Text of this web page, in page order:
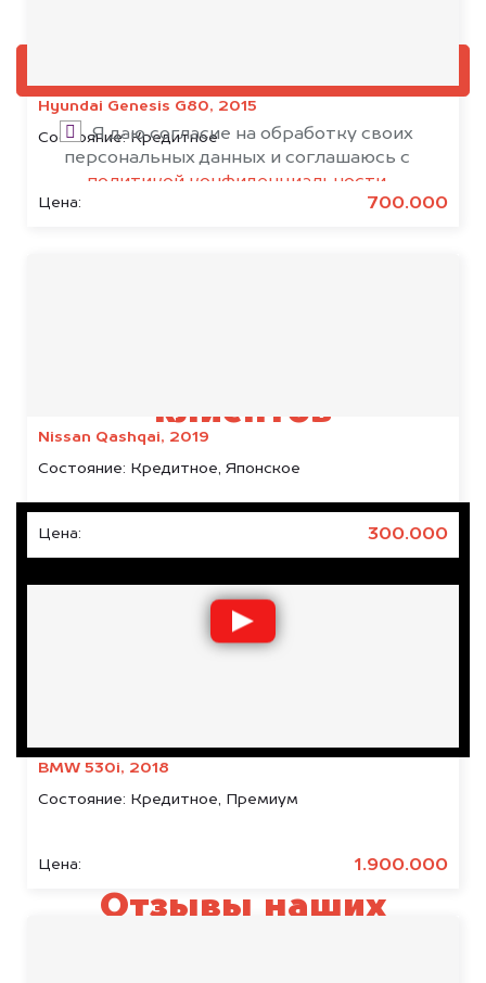
Hyundai Genesis G80, 2015
Состояние:Кредитное
Цена: 700.000
Nissan Qashqai, 2019
Состояние: Кредитное, Японское
Цена: 300.000
BMW 530i, 2018
Состояние: Кредитное, Премиум
Цена: 1.900.000
Я даю согласие на обработку своих
персональных данных и соглашаюсь с
политикой конфиденциальности
клиентов
Отзывы наших